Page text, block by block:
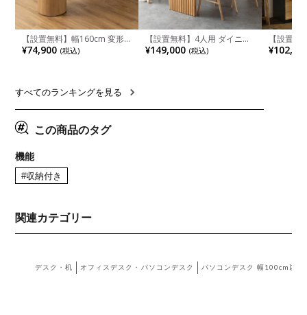
【設置無料】幅160cm 変形
半円 ダイニングテーブル モ
ルタル風 LENAS コンクリー
リア風 グレージュ
¥74,900 (税込)
【設置無料】4人用 ダイニン
グテーブルセット 5点 LUGA
セラミックテーブル おしゃれ
¥149,000 (税込)
【設置
チンカウ
板 引き出
すべてのランキングを見る
この商品のタグ
機能
#収納付き
関連カテゴリー
デスク・机 オフィスデスク・パソコンデスク パソコンデスク 幅100cm以上